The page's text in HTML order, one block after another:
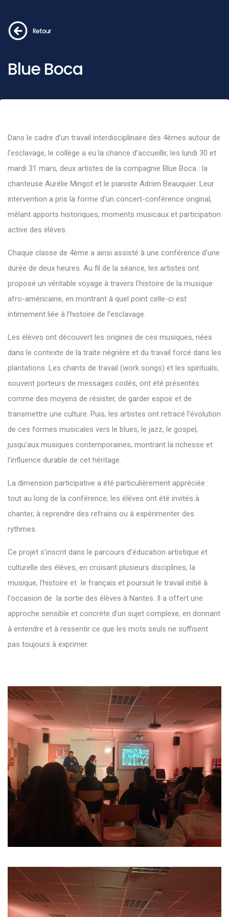
Retour
Blue Boca
Dans le cadre d’un travail interdisciplinaire des 4èmes autour de
l’esclavage, le collège a eu la chance d’accueillir, les lundi 30 et
mardi 31 mars, deux artistes de la compagnie Blue Boca : la
chanteuse Aurélie Mingot et le pianiste Adrien Beauquier. Leur
intervention a pris la forme d’un concert-conférence original,
mêlant apports historiques, moments musicaux et participation
active des élèves.
Chaque classe de 4ème a ainsi assisté à une conférence d’une
durée de deux heures. Au fil de la séance, les artistes ont
proposé un véritable voyage à travers l’histoire de la musique
afro-américaine, en montrant à quel point celle-ci est
intimement liée à l’histoire de l’esclavage.
Les élèves ont découvert les origines de ces musiques, nées
dans le contexte de la traite négrière et du travail forcé dans les
plantations. Les chants de travail (work songs) et les spirituals,
souvent porteurs de messages codés, ont été présentés
comme des moyens de résister, de garder espoir et de
transmettre une culture. Puis, les artistes ont retracé l’évolution
de ces formes musicales vers le blues, le jazz, le gospel,
jusqu’aux musiques contemporaines, montrant la richesse et
l’influence durable de cet héritage.
La dimension participative a été particulièrement appréciée :
tout au long de la conférence, les élèves ont été invités à
chanter, à reprendre des refrains ou à expérimenter des
rythmes.
Ce projet s’inscrit dans le parcours d’éducation artistique et
culturelle des élèves, en croisant plusieurs disciplines, la
musique, l’histoire et le français et poursuit le travail initié à
l'occasion de la sortie des élèves à Nantes. Il a offert une
approche sensible et concrète d’un sujet complexe, en donnant
à entendre et à ressentir ce que les mots seuls ne suffisent
pas toujours à exprimer.